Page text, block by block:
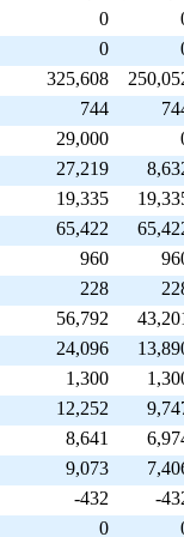
0
0
325,608
744
29,000
27,219
19,335
65,422
960
228
56,792
24,096
1,300
12,252
8,641
9,073
-432
-
0